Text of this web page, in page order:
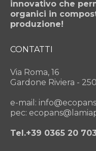
innovativo che
organici in
produzione!
CONTATTI
Via Roma, 16
Gardone Riviera -
e-mail:
pec:
Tel.+39 0365 20